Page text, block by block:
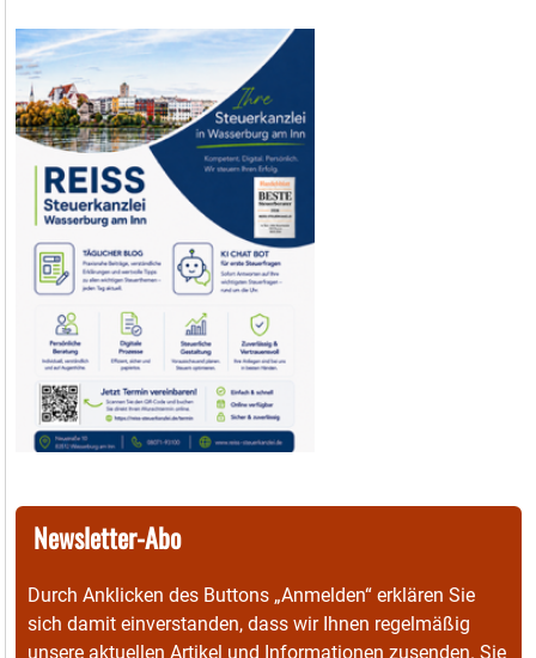
Newsletter-Abo
Durch Anklicken des Buttons „Anmelden“ erklären Sie
sich damit einverstanden, dass wir Ihnen regelmäßig
unsere aktuellen Artikel und Informationen zusenden. Sie